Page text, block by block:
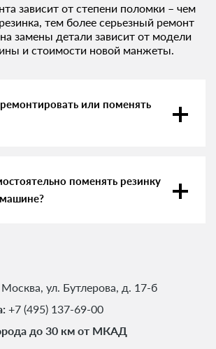
зависит от степени поломки – чем
тем более серьезный ремонт
замены детали зависит от модели
и стоимости новой манжеты.
или поменять
поменять резинку
Москва, ул. Бутлерова, д. 17-б
+7 (495) 137-69-00
до 30 км от МКАД